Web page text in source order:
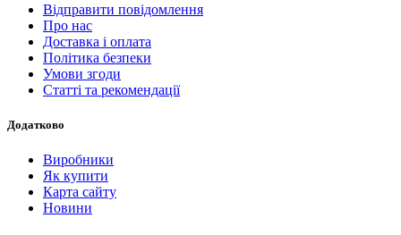
Відправити повідомлення
Про нас
Доставка і оплата
Політика безпеки
Умови згоди
Статті та рекомендації
Додатково
Виробники
Як купити
Карта сайту
Новини